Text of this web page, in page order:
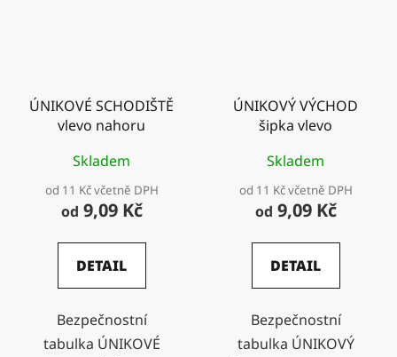
ÚNIKOVÉ SCHODIŠTĚ
vlevo nahoru
Skladem
od 11 Kč včetně DPH
od 9,09 Kč
DETAIL
Bezpečnostní
tabulka ÚNIKOVÉ
ÚNIKOVÝ VÝCHOD
šipka vlevo
Skladem
od 11 Kč včetně DPH
od 9,09 Kč
DETAIL
Bezpečnostní
tabulka ÚNIKOVÝ